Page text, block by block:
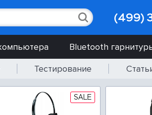
(499)
Bluetooth
Тестирование
SALE